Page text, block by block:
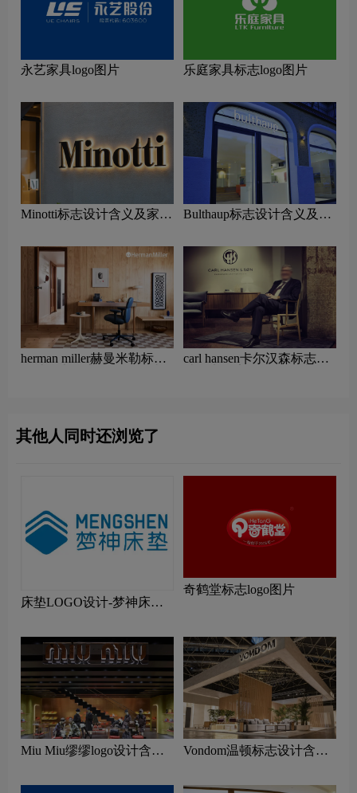
永艺家具logo图片 乐庭家具标志logo图片
Minotti标志设计含义及家具
Bulthaup标志设计含义及家
herman miller赫曼米勒标志
carl hansen卡尔汉森标志设
其他人同时还浏览了
床垫LOGO设计-梦神床垫
奇鹤堂标志logo图片
Miu Miu缪缪logo设计含义
Vondom温顿标志设计含义